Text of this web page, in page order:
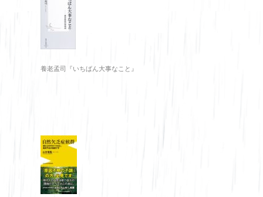
養老孟司『いちばん大事なこと』